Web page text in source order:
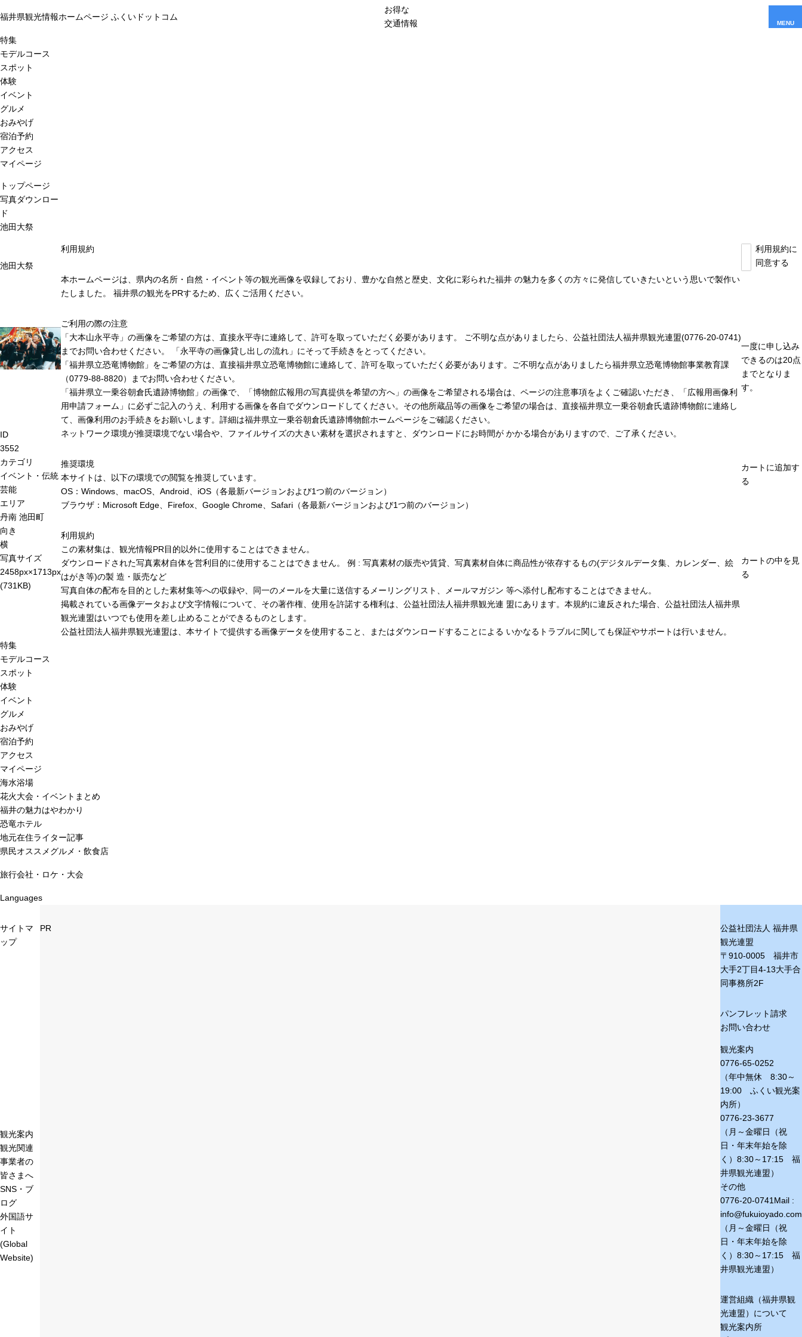
福井県観光情報ホームページ ふくいドットコム
お得な
交通情報
MENU
特集
モデルコース
スポット
体験
イベント
グルメ
おみやげ
宿泊予約
アクセス
マイページ
トップページ
写真ダウンロー
ド
池田大祭
池田大祭
ID
3552
カテゴリ
イベント・伝統
芸能
エリア
丹南 池田町
向き
横
写真サイズ
2458px×1713px
(731KB)
利用規約
本ホームページは、県内の名所・自然・イベント等の観光画像を収録しており、豊かな自然と歴史、文化に彩られた福井 の魅力を多くの方々に発信していきたいという思いで製作い
たしました。 福井県の観光をPRするため、広くご活用ください。
ご利用の際の注意
「大本山永平寺」の画像をご希望の方は、直接永平寺に連絡して、許可を取っていただく必要があります。 ご不明な点がありましたら、公益社団法人福井県観光連盟(0776-20-0741)
までお問い合わせください。 「永平寺の画像貸し出しの流れ」にそって手続きをとってください。
「福井県立恐竜博物館」をご希望の方は、直接福井県立恐竜博物館に連絡して、許可を取っていただく必要があります。ご不明な点がありましたら福井県立恐竜博物館事業教育課
（0779-88-8820）までお問い合わせください。
「福井県立一乗谷朝倉氏遺跡博物館」の画像で、「博物館広報用の写真提供を希望の方へ」の画像をご希望される場合は、ページの注意事項をよくご確認いただき、「広報用画像利
用申請フォーム」に必ずご記入のうえ、利用する画像を各自でダウンロードしてください。その他所蔵品等の画像をご希望の場合は、直接福井県立一乗谷朝倉氏遺跡博物館に連絡し
て、画像利用のお手続きをお願いします。詳細は福井県立一乗谷朝倉氏遺跡博物館ホームページをご確認ください。
ネットワーク環境が推奨環境でない場合や、ファイルサイズの大きい素材を選択されますと、ダウンロードにお時間が かかる場合がありますので、ご了承ください。
推奨環境
本サイトは、以下の環境での閲覧を推奨しています。
OS：Windows、macOS、Android、iOS（各最新バージョンおよび1つ前のバージョン）
ブラウザ：Microsoft Edge、Firefox、Google Chrome、Safari（各最新バージョンおよび1つ前のバージョン）
利用規約
この素材集は、観光情報PR目的以外に使用することはできません。
ダウンロードされた写真素材自体を営利目的に使用することはできません。 例 : 写真素材の販売や賃貸、写真素材自体に商品性が依存するもの(デジタルデータ集、カレンダー、絵
はがき等)の製 造・販売など
写真自体の配布を目的とした素材集等への収録や、同一のメールを大量に送信するメーリングリスト、メールマガジン 等へ添付し配布することはできません。
掲載されている画像データおよび文字情報について、その著作権、使用を許諾する権利は、公益社団法人福井県観光連 盟にあります。本規約に違反された場合、公益社団法人福井県
観光連盟はいつでも使用を差し止めることができるものとします。
公益社団法人福井県観光連盟は、本サイトで提供する画像データを使用すること、またはダウンロードすることによる いかなるトラブルに関しても保証やサポートは行いません。
利用規約に
同意する
一度に申し込み
できるのは20点
までとなりま
す。
カートに追加す
る
カートの中を見
る
特集
モデルコース
スポット
体験
イベント
グルメ
おみやげ
宿泊予約
アクセス
マイページ
海水浴場
花火大会・イベントまとめ
福井の魅力はやわかり
恐竜ホテル
地元在住ライター記事
県民オススメグルメ・飲食店
旅行会社・ロケ・大会
Languages
サイトマ
ップ
観光案内
観光関連
事業者の
皆さまへ
SNS・ブ
ログ
外国語サ
イト
(Global
Website)
PR
公益社団法人 福井県
観光連盟
〒910-0005 福井市
大手2丁目4-13大手合
同事務所2F
パンフレット請求
お問い合わせ
観光案内
0776-65-0252
（年中無休 8:30～
19:00 ふくい観光案
内所）
0776-23-3677
（月～金曜日（祝
日・年末年始を除
く） 8:30～17:15 福
井県観光連盟）
その他
0776-20-0741 Mail :
info@fukuioyado.com
（月～金曜日（祝
日・年末年始を除
く） 8:30～17:15 福
井県観光連盟）
運営組織（福井県観
光連盟）について
観光案内所